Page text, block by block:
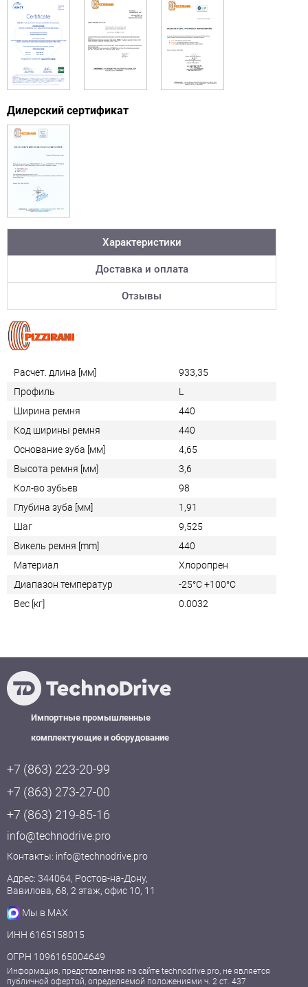
Дилерский сертификат
Характеристики
Доставка и оплата
Отзывы
Расчет. длина [мм]
933,35
Профиль
L
Ширина ремня
440
Код ширины ремня
440
Основание зуба [мм]
4,65
Высота ремня [мм]
3,6
Кол-во зубьев
98
Глубина зуба [мм]
1,91
Шаг
9,525
Викель ремня [mm]
440
Материал
Хлоропрен
Диапазон температур
-25°C +100°C
Вес [кг]
0.0032
Импортные промышленные
комплектующие и оборудование
+7 (863) 223-20-99
+7 (863) 273-27-00
+7 (863) 219-85-16
info@technodrive.pro
Контакты: info@technodrive.pro
Адрес: 344064, Ростов-на-Дону,
Вавилова, 68, 2 этаж, офис 10, 11
Мы в MAX
ИНН 6165158015
ОГРН 1096165004649
Информация, представленная на сайте technodrive.pro, не является
публичной офертой, определяемой положениями ч. 2 ст. 437